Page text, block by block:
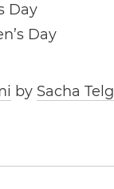
Day
Day
by Sacha